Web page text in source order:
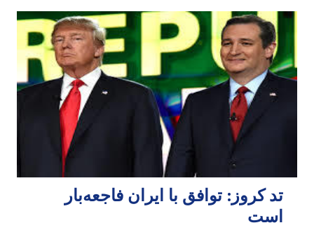
تد کروز: توافق با ایران فاجعه‌بار
است